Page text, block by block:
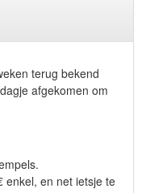
terug bekend
afgekomen om
enkel, en net ietsje te